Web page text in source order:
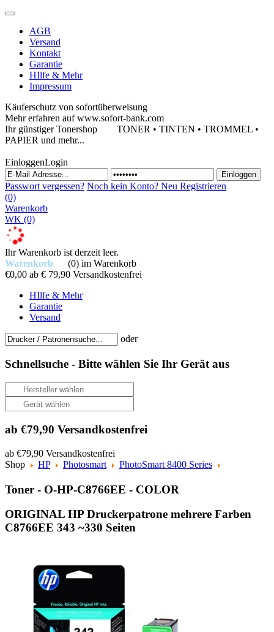
AGB
Versand
Kontakt
Garantie
HIlfe & Mehr
Impressum
Käuferschutz von sofortüberweisung
Mehr erfahren auf www.sofort-bank.com
Ihr günstiger Tonershop TONER • TINTEN • TROMMEL •
PAPIER und mehr...
EinloggenLogin
Passwort vergessen? Noch kein Konto? Neu Registrieren
(0)
Warenkorb
WK (0)
Ihr Warenkorb ist derzeit leer.
Warenkorb
(0) im Warenkorb
€0,00 ab € 79,90 Versandkostenfrei
HIlfe & Mehr
Garantie
Versand
oder
Schnellsuche - Bitte wählen Sie Ihr Gerät aus
ab €79,90 Versandkostenfrei
ab €79,90 Versandkostenfrei
Shop
HP Photosmart PhotoSmart 8400 Series
Toner - O-HP-C8766EE - COLOR
ORIGINAL HP Druckerpatrone mehrere Farben
C8766EE 343 ~330 Seiten